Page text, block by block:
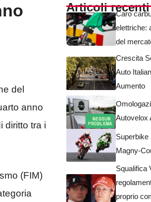
del
anno
diritto tra i
(FIM)
Articoli recenti
Caro
elettriche:
del
Crescita
Auto
Aumento
Autovelox
Superbike
Magny-
Squalifica
proprio